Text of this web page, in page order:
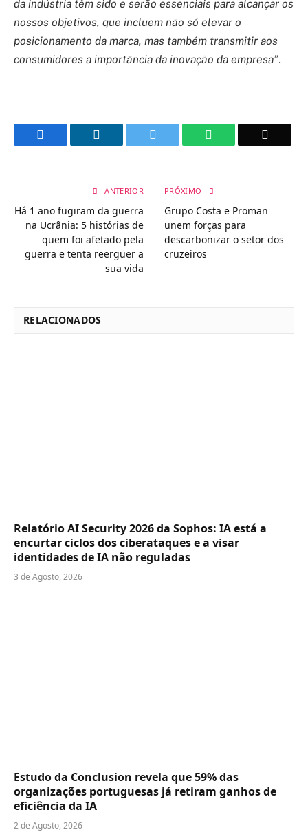
da indústria têm sido e serão essenciais para alcançar os
nossos objetivos, que incluem não só elevar o
posicionamento da marca, mas também transmitir aos
consumidores a importância da inovação da empresa”.
WhatsApp
ANTERIOR
Há 1 ano fugiram da guerra
na Ucrânia: 5 histórias de
quem foi afetado pela
guerra e tenta reerguer a
sua vida
PRÓXIMO
Grupo Costa e Proman
unem forças para
descarbonizar o setor dos
cruzeiros
RELACIONADOS
Relatório AI Security 2026 da Sophos: IA está a
encurtar ciclos dos ciberataques e a visar
identidades de IA não reguladas
3 de Agosto, 2026
Estudo da Conclusion revela que 59% das
organizações portuguesas já retiram ganhos de
eficiência da IA
2 de Agosto, 2026